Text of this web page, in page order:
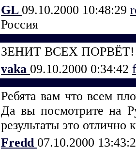
GL 09.10.2000 10:48:29
Россия
ЗЕНИТ ВСЕХ
vaka 09.10.2000 0:34:42
Ребята вам что всем
Да вы посмотрите на
результаты это отлично
Fredd 07.10.2000